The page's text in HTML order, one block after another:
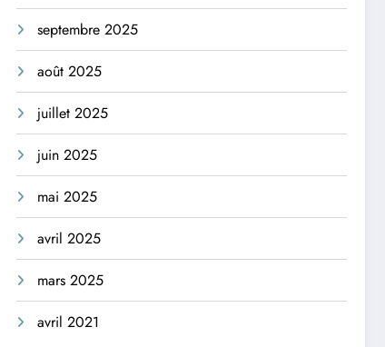
septembre 2025
août 2025
juillet 2025
juin 2025
mai 2025
avril 2025
mars 2025
avril 2021